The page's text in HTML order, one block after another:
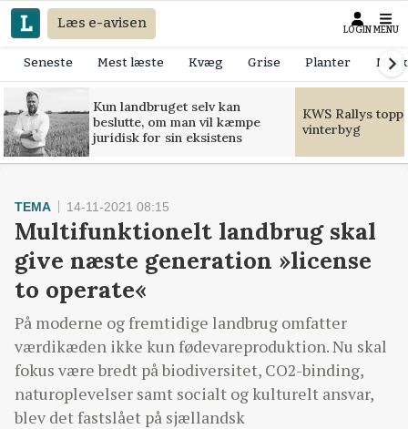
Læs e-avisen LOGIN MENU
Seneste Mest læste Kvæg Grise Planter
Kun landbruget selv kan
beslutte, om man vil kæmpe
juridisk for sin eksistens
KWS Rallys
vinterbyg
TEMA 14-11-2021 08:15
Multifunktionelt landbrug skal
give næste generation »license
to operate«
På moderne og fremtidige landbrug omfatter
værdikæden ikke kun fødevareproduktion. Nu skal
fokus være bredt på biodiversitet, CO2-binding,
naturoplevelser samt socialt og kulturelt ansvar,
blev det fastslået på sjællandsk